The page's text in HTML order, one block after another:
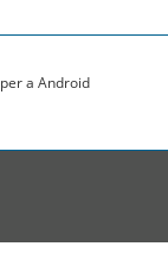
a Android